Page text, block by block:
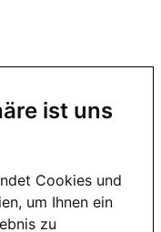
ist uns
Cookies und
um Ihnen ein
zu